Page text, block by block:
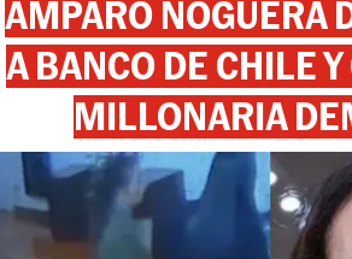
AMPARO NOGUERA
A BANCO DE CHILE
MILLONARIA